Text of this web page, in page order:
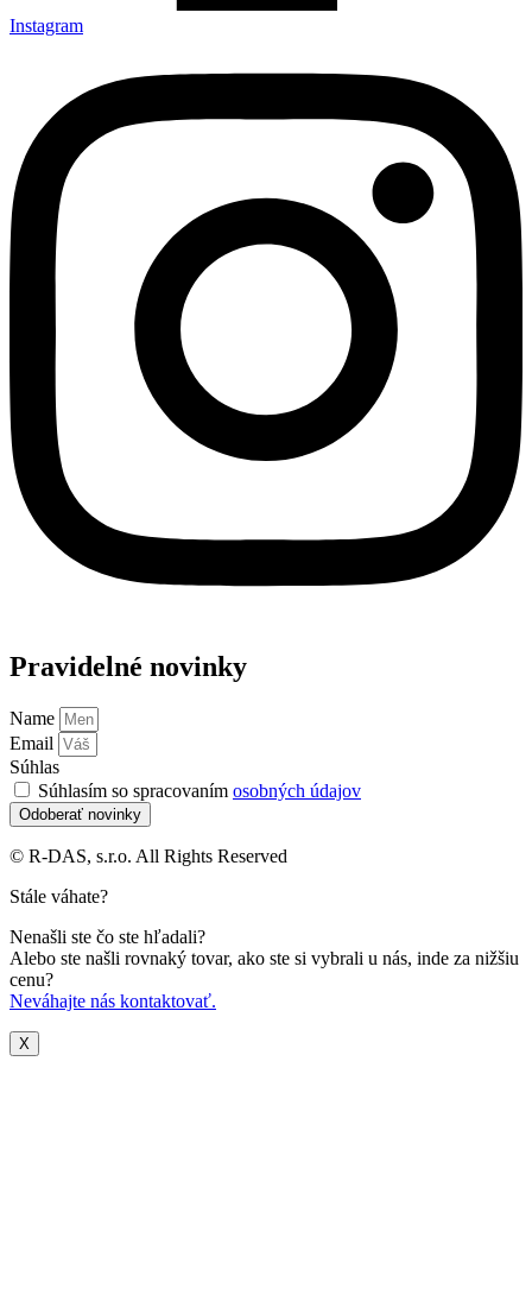
Instagram
Pravidelné novinky
Name
Email
Súhlas
Súhlasím so spracovaním osobných údajov
Odoberať novinky
© R-DAS, s.r.o. All Rights Reserved
Stále váhate?
Nenašli ste čo ste hľadali?
Alebo ste našli rovnaký tovar, ako ste si vybrali u nás, inde za nižšiu
cenu?
Neváhajte nás kontaktovať.
X